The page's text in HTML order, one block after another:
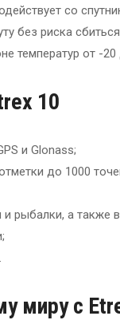
со
без риска
температур от -
10
и Glonass;
до 1000
рыбалки, а также
миру с